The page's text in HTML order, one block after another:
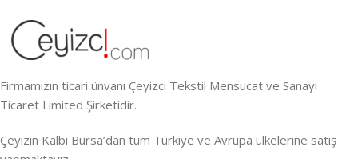
Firmamızın ticari ünvanı Çeyizci Tekstil Mensucat ve Sanayi
Ticaret Limited Şirketidir.
Çeyizin Kalbi Bursa’dan tüm Türkiye ve Avrupa ülkelerine satış